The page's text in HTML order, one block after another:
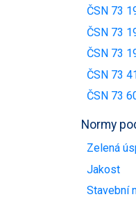
ČSN 73
ČSN 73
ČSN 73
ČSN 73
ČSN 73
Normy
Zelená
Jakost
Stavební